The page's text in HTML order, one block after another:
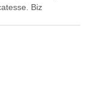
Biz